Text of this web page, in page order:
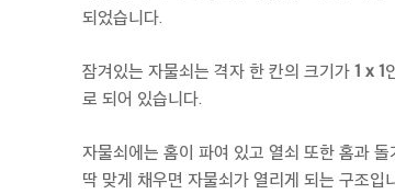
되었습니다.
잠겨있는 자물쇠는 격자 한 칸의 크기가 1 x 1
로 되어 있습니다.
자물쇠에는 홈이 파여 있고 열쇠 또한 홈과
딱 맞게 채우면 자물쇠가 열리게 되는 구조